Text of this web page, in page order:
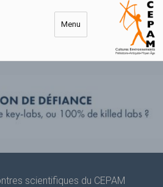
Menu
scientifiques du CEPAM